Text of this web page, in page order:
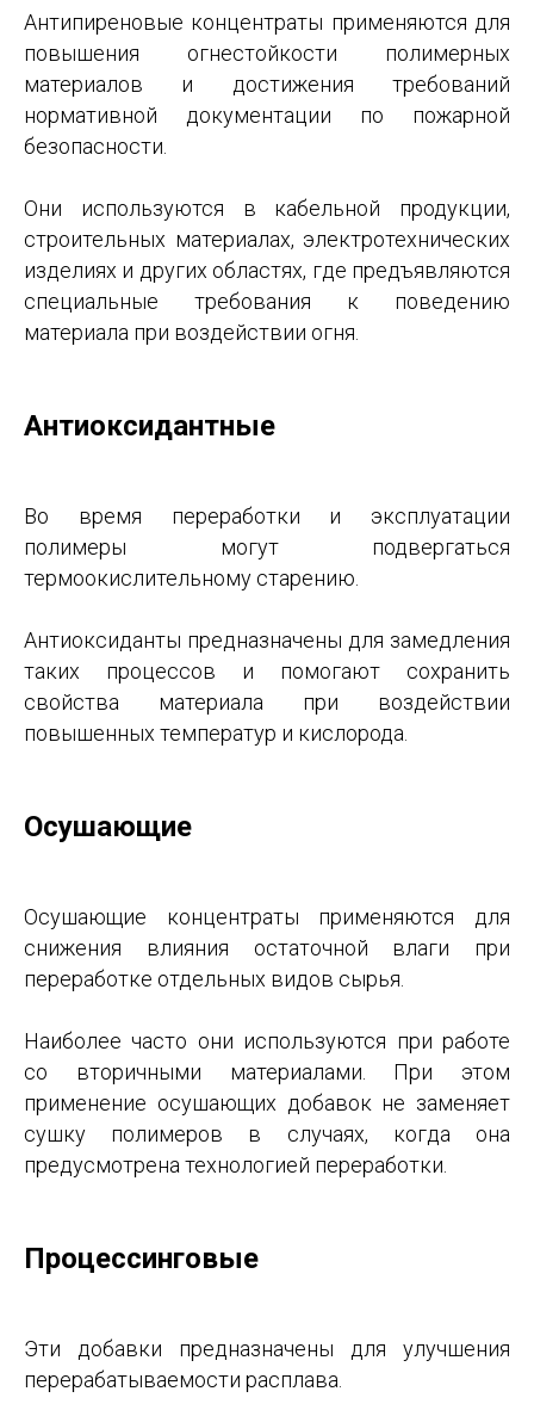
Антипиреновые концентраты применяются для
повышения огнестойкости полимерных
материалов и достижения требований
нормативной документации по пожарной
безопасности.
Они используются в кабельной продукции,
строительных материалах, электротехнических
изделиях и других областях, где предъявляются
специальные требования к поведению
материала при воздействии огня.
Антиоксидантные
Во время переработки и эксплуатации
полимеры могут подвергаться
термоокислительному старению.
Антиоксиданты предназначены для замедления
таких процессов и помогают сохранить
свойства материала при воздействии
повышенных температур и кислорода.
Осушающие
Осушающие концентраты применяются для
снижения влияния остаточной влаги при
переработке отдельных видов сырья.
Наиболее часто они используются при работе
со вторичными материалами. При этом
применение осушающих добавок не заменяет
сушку полимеров в случаях, когда она
предусмотрена технологией переработки.
Процессинговые
Эти добавки предназначены для улучшения
перерабатываемости расплава.